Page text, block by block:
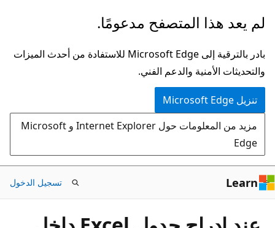
تخطي
إلى
المحتوى
الرئيسي
لم يعد هذا المتصفح مدعومًا.
بادر بالترقية إلى Microsoft Edge للاستفادة من أحدث الميزات
والتحديثات الأمنية والدعم الفني.
تنزيل Microsoft Edge
مزيد من المعلومات حول Internet Explorer و Microsoft
Edge
Learn تسجيل الدخول